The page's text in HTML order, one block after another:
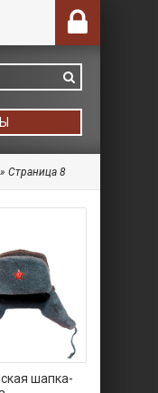
» Страница 8
шапка-